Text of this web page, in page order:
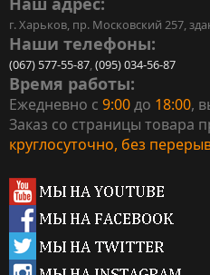
г. Харьков, пр. Московский 257,
Наши телефоны:
(067) 577-55-87,(095) 034-56-87
Время работы:
Ежедневно с 9:00до 18:00,
Заказ со страницы товара
круглосуточно, без